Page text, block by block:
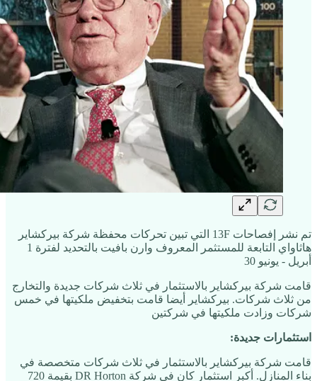
تم نشر إفصاحات 13F التي تبين تحركات محفظة شركة بيركشاير
هاثاواي التابعة للمستثمر المعروف وارن بافيت بالتحديد لفترة 1
أبريل - يونيو 30
قامت شركة بيركشاير بالاستثمار في ثلاث شركات جديدة والتخارج
من ثلاث شركات. بيركشاير أيضا قامت بتخفيض ملكيتها في خمس
شركات وزادت ملكيتها في شركتين
استثمارات جديدة:
قامت شركة بيركشاير بالاستثمار في ثلاث شركات متخصصة في
بناء المنازل. أكبر استثمار كان في شركة DR Horton بقيمة 720